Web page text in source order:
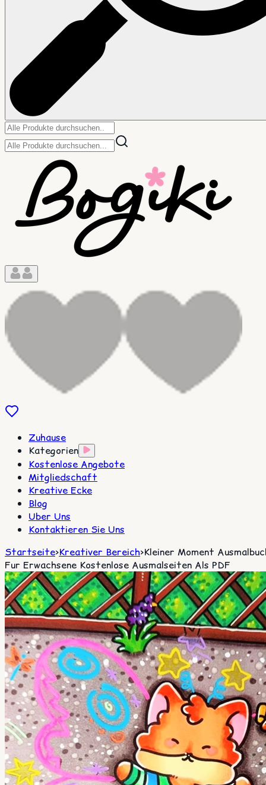
Zuhause
Kategorien
Kostenlose Angebote
Mitgliedschaft
Kreative Ecke
Blog
Uber Uns
Kontaktieren Sie Uns
Startseite>Kreativer Bereich>Kleiner Moment
Fur Erwachsene Kostenlose Ausmalseiten Als PDF